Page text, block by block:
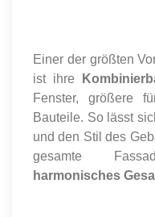
Einer der größten
ist ihre
Fenster, größere
Bauteile. So lässt
und den Stil des
gesamte
harmonisches